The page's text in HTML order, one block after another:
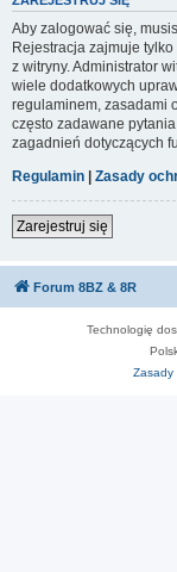
Aby zalogować się,
Rejestracja zajmuje
z witryny. Administrator
wiele dodatkowych
regulaminem, zasadami
często zadawane
zagadnień dotyczących
Regulamin | Zasady
Zarejestruj się
Forum 8BZ & 8R
Technologię
Zasady